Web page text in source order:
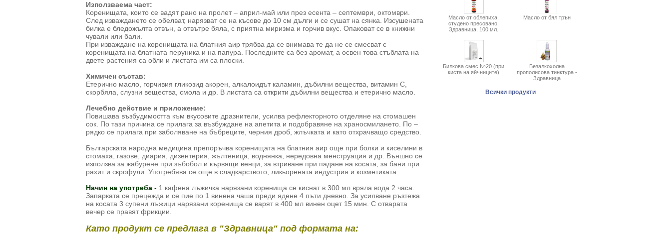
Използваема част:
Коренищата, които се вадят рано на пролет – април-май или през есента – септември, октомври.
След изваждането се обелват, нарязват се на късове до 10 см дълги и се сушат на сянка. Изсушената
билка е бледожълта отвън, а отвътре бяла, с приятна миризма и горчив вкус. Опаковат се в книжни
чували или бали.
При изваждане на коренищата на блатния аир трябва да се внимава те да не се смесват с
коренищата на блатната перуника и на папура. Последните са без аромат, а освен това стъблата на
двете растения са обли и листата им са плоски.
Химичен състав:
Етерично масло, горчивия гликозид акорен, алкалоидът каламин, дъбилни вещества, витамин С,
скорбяла, слузни вещества, смола и др. В листата са открити дъбилни вещества и етерично масло.
Лечебно действие и приложение:
Повишава възбудимостта към вкусовите дразнители, усилва рефлекторното отделяне на стомашен
сок. По тази причина се прилага за възбуждане на апетита и подобравяне на храносмилането. По –
рядко се прилага при заболяване на бъбреците, черния дроб, жлъчката и като отхрачващо средство.
Българската народна медицина препоръчва коренищата на блатния аир още при болки и киселини в
стомаха, газове, диария, дизентерия, жълтеница, воднянка, нередовна менструация и др. Външно се
използва за жабурене при зъбобол и кървящи венци, за втриване при падане на косата, за бани при
рахит и скрофули. Употребява се още в сладкарството, ликьорената индустрия и козметиката.
Начин на употреба - 1 кафена лъжичка нарязани коренища се киснат в 300 мл вряла вода 2 часа.
Запарката се прецежда и се пие по 1 винена чаша преди ядене 4 пъти дневно. За усилване ръзтежа
на косата 3 супени лъжици нарязани коренища се варят в 400 мл винен оцет 15 мин. С отварата
вечер се правят фрикции.
Като продукт се предлага в "Здравница" под формата на:
Масло от облепиха,
студено пресовано,
Здравница, 100 мл.
Масло от бял трън
Билкова смес №20 (при
киста на яйчниците)
Безалкохолна
прополисова тинктура -
Здравница
Всички продукти